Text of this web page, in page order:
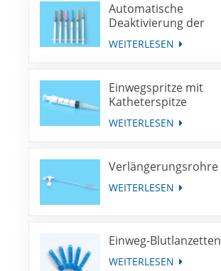
Automatische
Deaktivierung der
Spritze für die
Immunisierung mit
WEITERLESEN
Einwegspritze mit
Katheterspitze
WEITERLESEN
Verlängerungsrohre
WEITERLESEN
Einweg-Blutlanzetten
WEITERLESEN